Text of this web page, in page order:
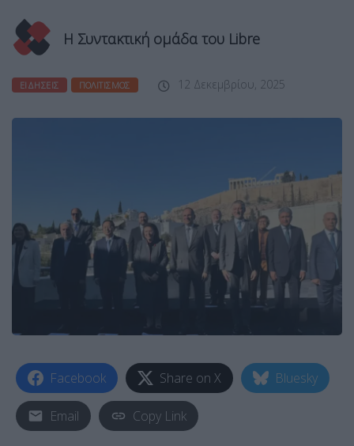
Η Συντακτική ομάδα του Libre
ΕΙΔΉΣΕΙΣ ΠΟΛΙΤΙΣΜΌΣ 12 Δεκεμβρίου, 2025
Facebook Share on X Bluesky
Email Copy Link